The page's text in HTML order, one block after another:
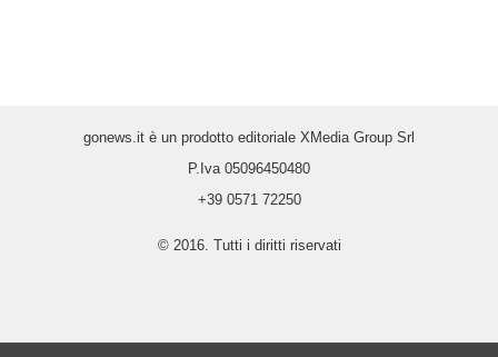
gonews.it è un prodotto editoriale XMedia Group Srl
P.Iva 05096450480
+39 0571 72250
© 2016. Tutti i diritti riservati